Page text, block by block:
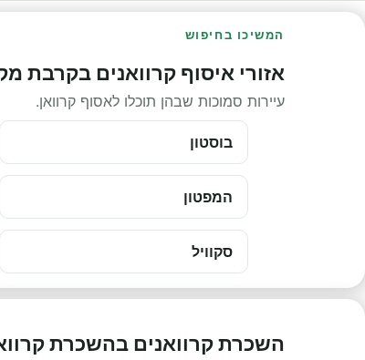
המשיכו בחיפוש
אזורי איסוף קרוואנים בקרבת
עיירות סמוכות שבהן תוכלו לאסוף קרוואן.
בוסטון
המפטון
סקוויל
השכרת קרוואנים בהשכרת